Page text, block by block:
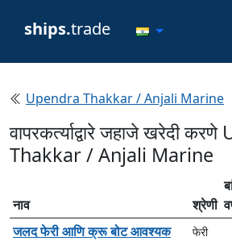
ships.trade
Upendra Thakkar / Anjali Marine
वापरकर्त्याद्वारे जहाजे खरेदी
Thakkar / Anjali Marine
नाव श्रेणी
जलद फेरी आणि क्रू बोट आवश्यक
फेरी